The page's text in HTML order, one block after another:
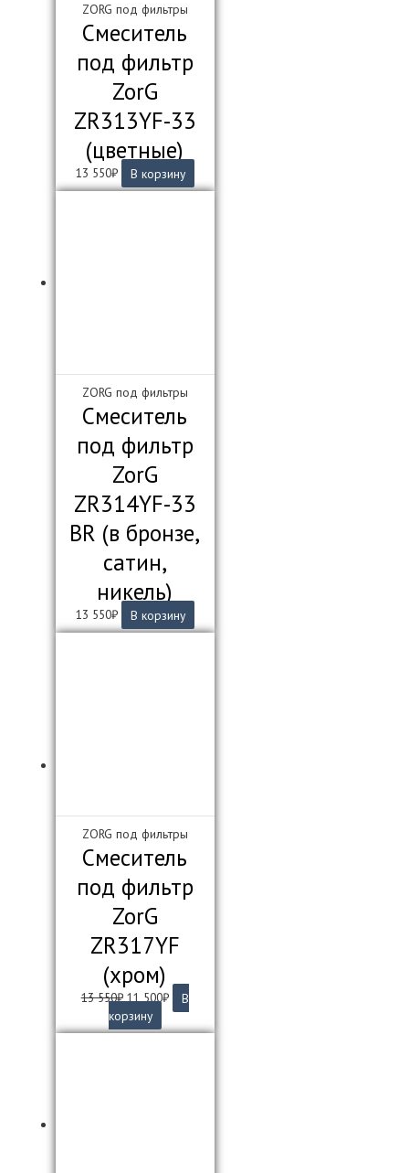
ZORG под фильтры
Смеситель
под фильтр
ZorG
ZR313YF-33
(цветные)
13 550₽ В корзину
ZORG под фильтры
Смеситель
под фильтр
ZorG
ZR314YF-33
BR (в бронзе,
сатин,
никель)
13 550₽ В корзину
ZORG под фильтры
Смеситель
под фильтр
ZorG
ZR317YF
(хром)
13 550₽ Первоначальная
цена
составляла
11 500₽Текущая
цена:
11
В
корзину